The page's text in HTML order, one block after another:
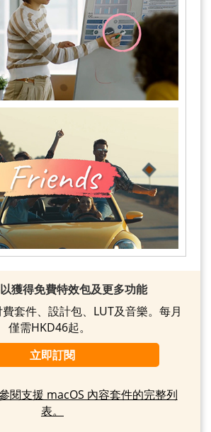
獲得免費特效包及更多功能
套件、設計包、LUT及音樂。每月
僅需HKD46起。
立即訂閱
閱支援 macOS 內容套件的完整列
表。